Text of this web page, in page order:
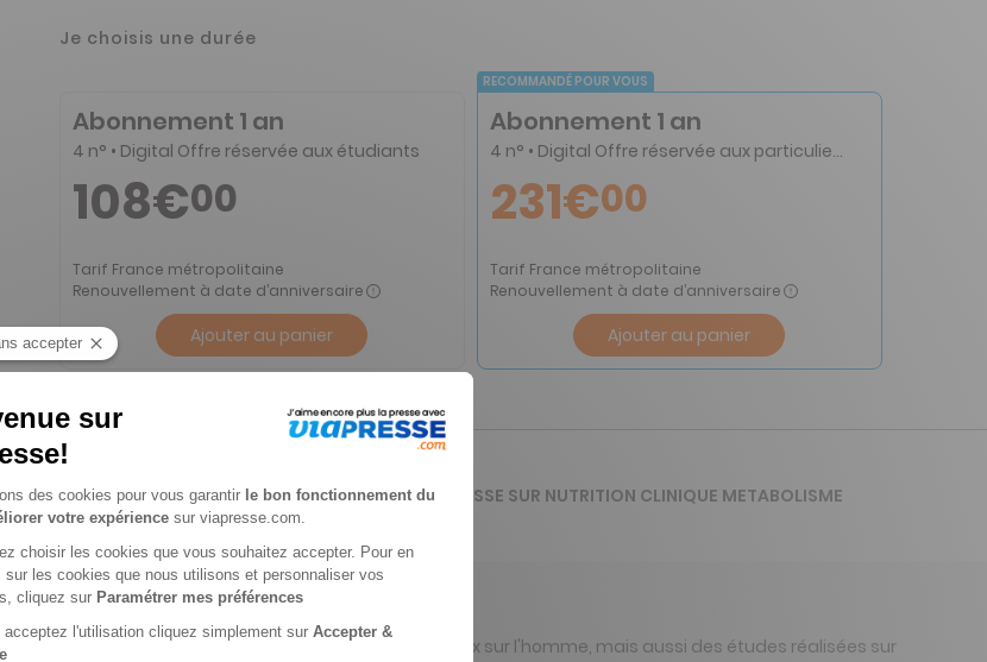
Je choisis une durée
RECOMMANDÉ POUR VOUS
Abonnement 1 an
4 n° • Digital Offre réservée aux particuliers
231€00
Tarif France métropolitaine
Renouvellement à date d’anniversaire
Ajouter au panier
Abonnement 1 an
4 n° • Digital Offre réservée aux étudiants
108€00
Tarif France métropolitaine
Renouvellement à date d’anniversaire
Ajouter au panier
chercheurs fondamentalistes en publiant des travaux sur l'homme, mais aussi des études réalisées sur
L'AVIS DE VIAPRESSE SUR NUTRITION CLINIQUE METABOLISME